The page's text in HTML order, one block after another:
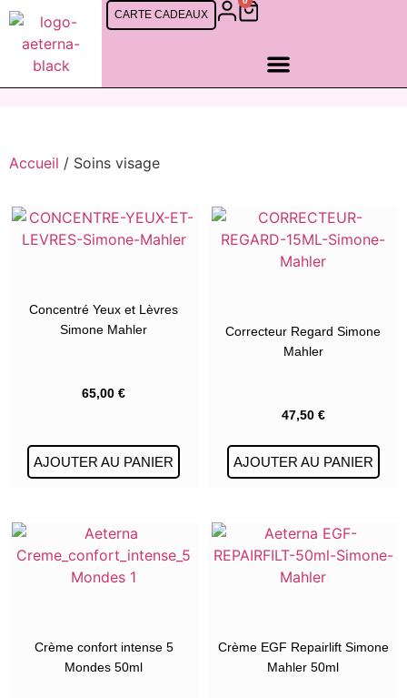
CARTE CADEAUX
Accueil / Soins visage
Concentré Yeux et Lèvres
Simone Mahler
65,00€
AJOUTER AU PANIER
Correcteur Regard Simone
Mahler
47,50 €
AJOUTER AU PANIER
Crème confort intense 5
Mondes 50ml
Crème EGF Repairlift Simone
Mahler 50ml